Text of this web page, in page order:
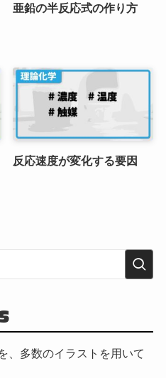
亜鉛の半反応式の作り方
反応速度が変化する要因
、多数のイラストを用いて